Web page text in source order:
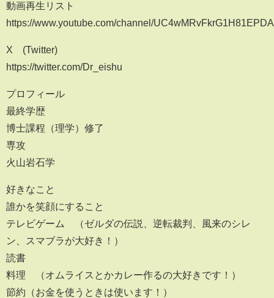
動画再生リスト
https://www.youtube.com/channel/
X (Twitter)
https://twitter.com/Dr_eishu
プロフィール
最終学歴
博士課程（理学）修了
専攻
火山岩石学
好きなこと
誰かを笑顔にすること
テレビゲーム （ゼルダの伝説、逆転裁判、風来のシレ
ン、スマブラが大好き！）
読書
料理 （オムライスとかカレー作るの大好きです！）
節約（お金を使うときは使います！）